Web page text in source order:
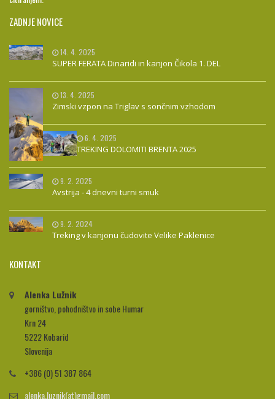
ZADNJE NOVICE
14. 4. 2025
SUPER FERATA Dinaridi in kanjon Čikola 1. DEL
13. 4. 2025
Zimski vzpon na Triglav s sončnim vzhodom
6. 4. 2025
TREKING DOLOMITI BRENTA 2025
9. 2. 2025
Avstrija - 4 dnevni turni smuk
9. 2. 2024
Treking v kanjonu čudovite Velike Paklenice
KONTAKT
Alenka Lužnik
gorništvo, pohodništvo in sobe Humar
Krn 24
5222 Kobarid
Slovenija
+386 (0) 51 387 864
alenka.luznik(at)gmail.com